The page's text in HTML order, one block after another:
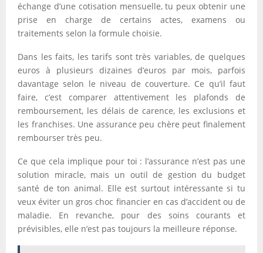
échange d’une cotisation mensuelle, tu peux obtenir une
prise en charge de certains actes, examens ou
traitements selon la formule choisie.
Dans les faits, les tarifs sont très variables, de quelques
euros à plusieurs dizaines d’euros par mois, parfois
davantage selon le niveau de couverture. Ce qu’il faut
faire, c’est comparer attentivement les plafonds de
remboursement, les délais de carence, les exclusions et
les franchises. Une assurance peu chère peut finalement
rembourser très peu.
Ce que cela implique pour toi : l’assurance n’est pas une
solution miracle, mais un outil de gestion du budget
santé de ton animal. Elle est surtout intéressante si tu
veux éviter un gros choc financier en cas d’accident ou de
maladie. En revanche, pour des soins courants et
prévisibles, elle n’est pas toujours la meilleure réponse.